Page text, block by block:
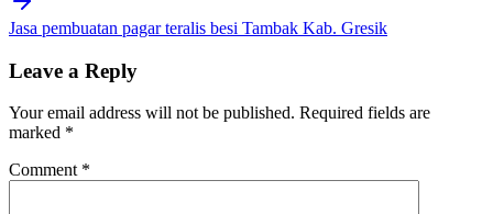
Jasa pembuatan pagar teralis besi Tambak Kab. Gresik
Leave a Reply
Your email address will not be published. Required fields are
marked *
Comment *